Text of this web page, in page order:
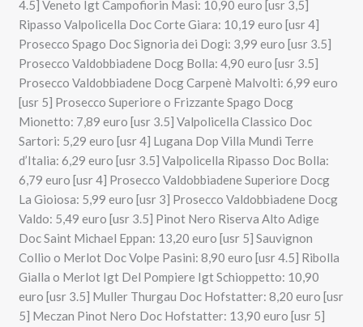
4.5] Veneto Igt Campofiorin Masi: 10,90 euro [usr 3,5]
Ripasso Valpolicella Doc Corte Giara: 10,19 euro [usr 4]
Prosecco Spago Doc Signoria dei Dogi: 3,99 euro [usr 3.5]
Prosecco Valdobbiadene Docg Bolla: 4,90 euro [usr 3.5]
Prosecco Valdobbiadene Docg Carpenè Malvolti: 6,99 euro
[usr 5] Prosecco Superiore o Frizzante Spago Docg
Mionetto: 7,89 euro [usr 3.5] Valpolicella Classico Doc
Sartori: 5,29 euro [usr 4] Lugana Dop Villa Mundi Terre
d’Italia: 6,29 euro [usr 3.5] Valpolicella Ripasso Doc Bolla:
6,79 euro [usr 4] Prosecco Valdobbiadene Superiore Docg
La Gioiosa: 5,99 euro [usr 3] Prosecco Valdobbiadene Docg
Valdo: 5,49 euro [usr 3.5] Pinot Nero Riserva Alto Adige
Doc Saint Michael Eppan: 13,20 euro [usr 5] Sauvignon
Collio o Merlot Doc Volpe Pasini: 8,90 euro [usr 4.5] Ribolla
Gialla o Merlot Igt Del Pompiere Igt Schioppetto: 10,90
euro [usr 3.5] Muller Thurgau Doc Hofstatter: 8,20 euro [usr
5] Meczan Pinot Nero Doc Hofstatter: 13,90 euro [usr 5]